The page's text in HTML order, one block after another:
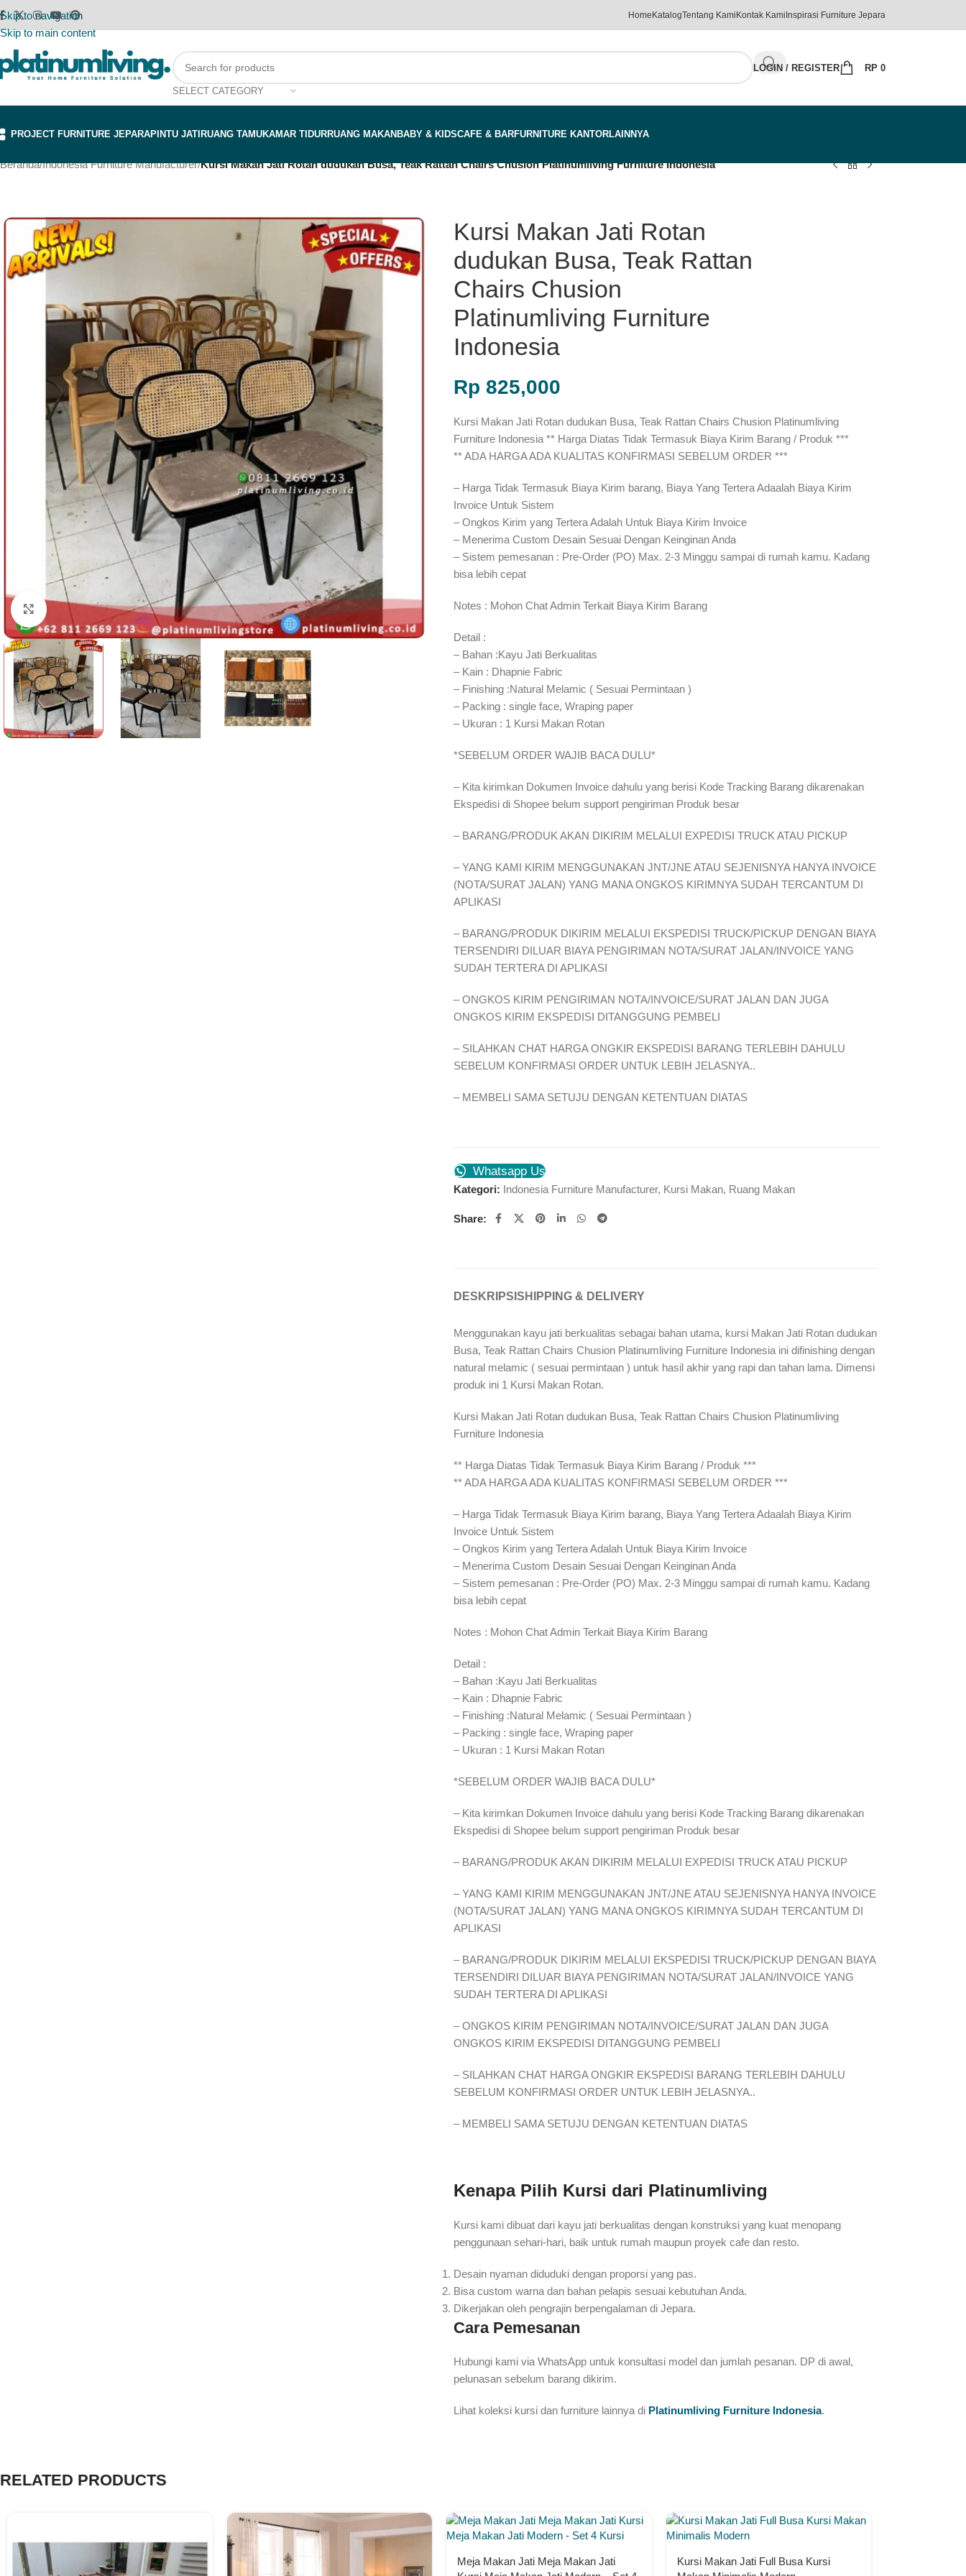
Skip to navigation
Skip to main content
Home KatalogTentang Kami Kontak Kami Inspirasi Furniture Jepara
SELECT CATEGORY
LOGIN / REGISTER RP 0
PROJECT FURNITURE JEPARAPINTU JATI RUANG TAMUKAMAR TIDURRUANG MAKAN BABY & KIDSCAFE & BARFURNITURE KANTORLAINNYA
Beranda/Indonesia Furniture Manufacturer/Kursi Makan Jati Rotan dudukan Busa, Teak Rattan Chairs Chusion Platinumliving Furniture Indonesia
Click to enlarge
Kursi Makan Jati Rotan
dudukan Busa, Teak Rattan
Chairs Chusion
Platinumliving Furniture
Indonesia
Rp 825,000
Kursi Makan Jati Rotan dudukan Busa, Teak Rattan Chairs Chusion Platinumliving
Furniture Indonesia ** Harga Diatas Tidak Termasuk Biaya Kirim Barang / Produk ***
** ADA HARGA ADA KUALITAS KONFIRMASI SEBELUM ORDER ***
– Harga Tidak Termasuk Biaya Kirim barang, Biaya Yang Tertera Adaalah Biaya Kirim
Invoice Untuk Sistem
– Ongkos Kirim yang Tertera Adalah Untuk Biaya Kirim Invoice
– Menerima Custom Desain Sesuai Dengan Keinginan Anda
– Sistem pemesanan : Pre-Order (PO) Max. 2-3 Minggu sampai di rumah kamu. Kadang
bisa lebih cepat⁣⁣
Notes : Mohon Chat Admin Terkait Biaya Kirim Barang
Detail :
– Bahan :Kayu Jati Berkualitas
– Kain : Dhapnie Fabric
– Finishing :Natural Melamic ( Sesuai Permintaan )
– Packing : single face, Wraping paper
– Ukuran : 1 Kursi Makan Rotan
*SEBELUM ORDER WAJIB BACA DULU*
– Kita kirimkan Dokumen Invoice dahulu yang berisi Kode Tracking Barang dikarenakan
Ekspedisi di Shopee belum support pengiriman Produk besar
– BARANG/PRODUK AKAN DIKIRIM MELALUI EXPEDISI TRUCK ATAU PICKUP
– YANG KAMI KIRIM MENGGUNAKAN JNT/JNE ATAU SEJENISNYA HANYA INVOICE
(NOTA/SURAT JALAN) YANG MANA ONGKOS KIRIMNYA SUDAH TERCANTUM DI
APLIKASI
– BARANG/PRODUK DIKIRIM MELALUI EKSPEDISI TRUCK/PICKUP DENGAN BIAYA
TERSENDIRI DILUAR BIAYA PENGIRIMAN NOTA/SURAT JALAN/INVOICE YANG
SUDAH TERTERA DI APLIKASI
– ONGKOS KIRIM PENGIRIMAN NOTA/INVOICE/SURAT JALAN DAN JUGA
ONGKOS KIRIM EKSPEDISI DITANGGUNG PEMBELI
– SILAHKAN CHAT HARGA ONGKIR EKSPEDISI BARANG TERLEBIH DAHULU
SEBELUM KONFIRMASI ORDER UNTUK LEBIH JELASNYA..
– MEMBELI SAMA SETUJU DENGAN KETENTUAN DIATAS
Whatsapp Us
Kategori: Indonesia Furniture Manufacturer, Kursi Makan, Ruang Makan
Share:
DESKRIPSI SHIPPING & DELIVERY
Menggunakan kayu jati berkualitas sebagai bahan utama, kursi Makan Jati Rotan dudukan
Busa, Teak Rattan Chairs Chusion Platinumliving Furniture Indonesia ini difinishing dengan
natural melamic ( sesuai permintaan ) untuk hasil akhir yang rapi dan tahan lama. Dimensi
produk ini 1 Kursi Makan Rotan.
Kursi Makan Jati Rotan dudukan Busa, Teak Rattan Chairs Chusion Platinumliving
Furniture Indonesia
** Harga Diatas Tidak Termasuk Biaya Kirim Barang / Produk ***
** ADA HARGA ADA KUALITAS KONFIRMASI SEBELUM ORDER ***
– Harga Tidak Termasuk Biaya Kirim barang, Biaya Yang Tertera Adaalah Biaya Kirim
Invoice Untuk Sistem
– Ongkos Kirim yang Tertera Adalah Untuk Biaya Kirim Invoice
– Menerima Custom Desain Sesuai Dengan Keinginan Anda
– Sistem pemesanan : Pre-Order (PO) Max. 2-3 Minggu sampai di rumah kamu. Kadang
bisa lebih cepat⁣⁣
Notes : Mohon Chat Admin Terkait Biaya Kirim Barang
Detail :
– Bahan :Kayu Jati Berkualitas
– Kain : Dhapnie Fabric
– Finishing :Natural Melamic ( Sesuai Permintaan )
– Packing : single face, Wraping paper
– Ukuran : 1 Kursi Makan Rotan
*SEBELUM ORDER WAJIB BACA DULU*
– Kita kirimkan Dokumen Invoice dahulu yang berisi Kode Tracking Barang dikarenakan
Ekspedisi di Shopee belum support pengiriman Produk besar
– BARANG/PRODUK AKAN DIKIRIM MELALUI EXPEDISI TRUCK ATAU PICKUP
– YANG KAMI KIRIM MENGGUNAKAN JNT/JNE ATAU SEJENISNYA HANYA INVOICE
(NOTA/SURAT JALAN) YANG MANA ONGKOS KIRIMNYA SUDAH TERCANTUM DI
APLIKASI
– BARANG/PRODUK DIKIRIM MELALUI EKSPEDISI TRUCK/PICKUP DENGAN BIAYA
TERSENDIRI DILUAR BIAYA PENGIRIMAN NOTA/SURAT JALAN/INVOICE YANG
SUDAH TERTERA DI APLIKASI
– ONGKOS KIRIM PENGIRIMAN NOTA/INVOICE/SURAT JALAN DAN JUGA
ONGKOS KIRIM EKSPEDISI DITANGGUNG PEMBELI
– SILAHKAN CHAT HARGA ONGKIR EKSPEDISI BARANG TERLEBIH DAHULU
SEBELUM KONFIRMASI ORDER UNTUK LEBIH JELASNYA..
– MEMBELI SAMA SETUJU DENGAN KETENTUAN DIATAS
Kenapa Pilih Kursi dari Platinumliving
Kursi kami dibuat dari kayu jati berkualitas dengan konstruksi yang kuat menopang
penggunaan sehari-hari, baik untuk rumah maupun proyek cafe dan resto.
Desain nyaman diduduki dengan proporsi yang pas.
Bisa custom warna dan bahan pelapis sesuai kebutuhan Anda.
Dikerjakan oleh pengrajin berpengalaman di Jepara.
Cara Pemesanan
Hubungi kami via WhatsApp untuk konsultasi model dan jumlah pesanan. DP di awal,
pelunasan sebelum barang dikirim.
Lihat koleksi kursi dan furniture lainnya di Platinumliving Furniture Indonesia.
RELATED PRODUCTS
Meja Makan Jati Meja Makan Jati
Kursi Makan Jati Full Busa Kursi